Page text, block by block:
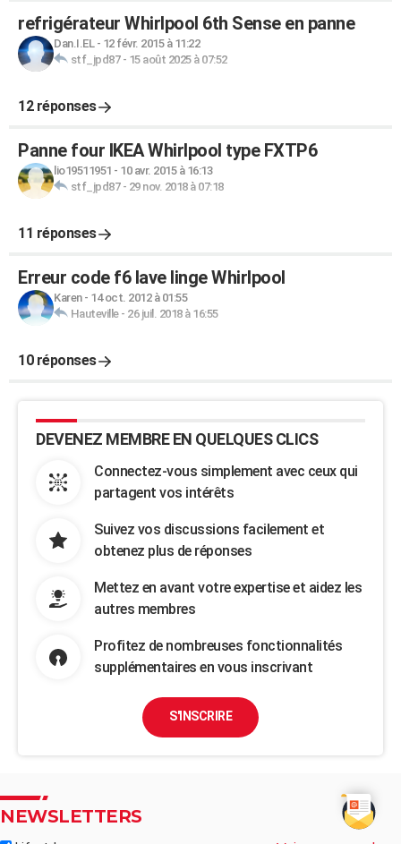
refrigérateur Whirlpool 6th Sense en panne
Dan.I.EL- 12 févr. 2015 à 11:22
stf_jpd87- 15 août 2025 à 07:52
12 réponses
Panne four IKEA Whirlpool type FXTP6
lio19511951 - 10 avr. 2015 à 16:13
stf_jpd87- 29 nov. 2018 à 07:18
11 réponses
Erreur code f6 lave linge Whirlpool
Karen- 14 oct. 2012 à 01:55
Hauteville- 26 juil. 2018 à 16:55
10 réponses
DEVENEZ MEMBRE EN QUELQUES CLICS
Connectez-vous simplement avec ceux qui
partagent vos intérêts
Suivez vos discussions facilement et
obtenez plus de réponses
Mettez en avant votre expertise et aidez les
autres membres
Profitez de nombreuses fonctionnalités
supplémentaires en vous inscrivant
S'INSCRIRE
NEWSLETTERS